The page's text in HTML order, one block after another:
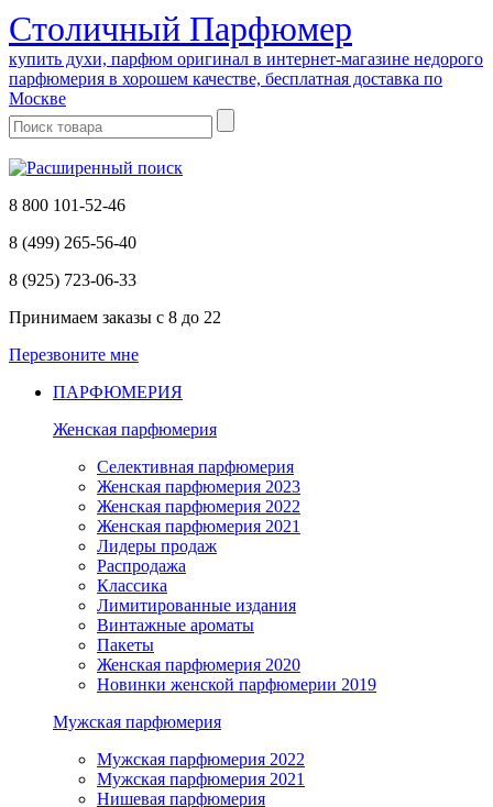
Cтоличный Парфюмер
купить духи, парфюм оригинал в интернет-магазине недорого
парфюмерия в хорошем качестве, бесплатная доставка по
Москве
8 800 101-52-46
8 (499) 265-56-40
8 (925) 723-06-33
Принимаем заказы с 8 до 22
Перезвоните мне
ПАРФЮМЕРИЯ
Женская парфюмерия
Селективная парфюмерия
Женская парфюмерия 2023
Женская парфюмерия 2022
Женская парфюмерия 2021
Лидеры продаж
Распродажа
Классика
Лимитированные издания
Винтажные ароматы
Пакеты
Женская парфюмерия 2020
Новинки женской парфюмерии 2019
Мужская парфюмерия
Мужская парфюмерия 2022
Мужская парфюмерия 2021
Нишевая парфюмерия